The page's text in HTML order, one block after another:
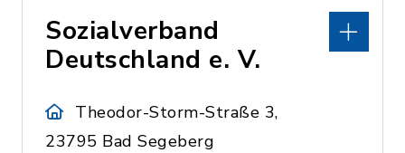
Sozialverband
Deutschland e. V.
Theodor-Storm-Straße 3,
23795 Bad Segeberg